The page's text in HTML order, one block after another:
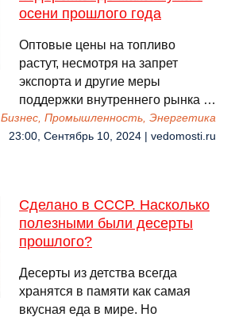
осени прошлого года
Оптовые цены на топливо
растут, несмотря на запрет
экспорта и другие меры
поддержки внутреннего рынка …
Бизнес, Промышленность, Энергетика
23:00, Сентябрь 10, 2024 | vedomosti.ru
Сделано в СССР. Насколько
полезными были десерты
прошлого?
Десерты из детства всегда
хранятся в памяти как самая
вкусная еда в мире. Но